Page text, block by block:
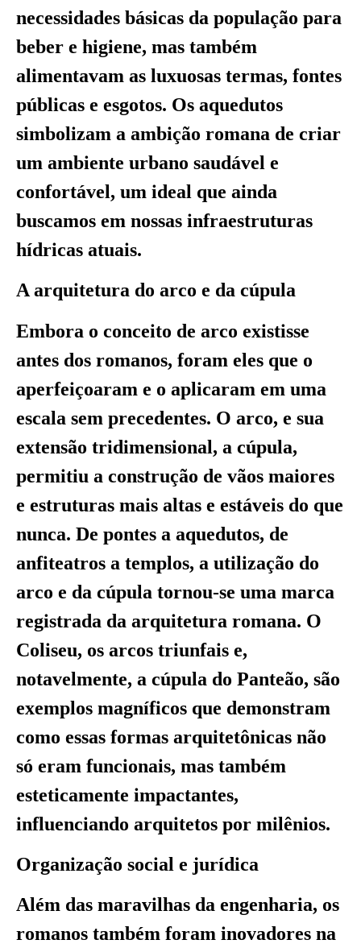
necessidades básicas da população para
beber e higiene, mas também
alimentavam as luxuosas termas, fontes
públicas e esgotos. Os aquedutos
simbolizam a ambição romana de criar
um ambiente urbano saudável e
confortável, um ideal que ainda
buscamos em nossas infraestruturas
hídricas atuais.
A arquitetura do arco e da cúpula
Embora o conceito de arco existisse
antes dos romanos, foram eles que o
aperfeiçoaram e o aplicaram em uma
escala sem precedentes. O arco, e sua
extensão tridimensional, a cúpula,
permitiu a construção de vãos maiores
e estruturas mais altas e estáveis do que
nunca. De pontes a aquedutos, de
anfiteatros a templos, a utilização do
arco e da cúpula tornou-se uma marca
registrada da arquitetura romana. O
Coliseu, os arcos triunfais e,
notavelmente, a cúpula do Panteão, são
exemplos magníficos que demonstram
como essas formas arquitetônicas não
só eram funcionais, mas também
esteticamente impactantes,
influenciando arquitetos por milênios.
Organização social e jurídica
Além das maravilhas da engenharia, os
romanos também foram inovadores na